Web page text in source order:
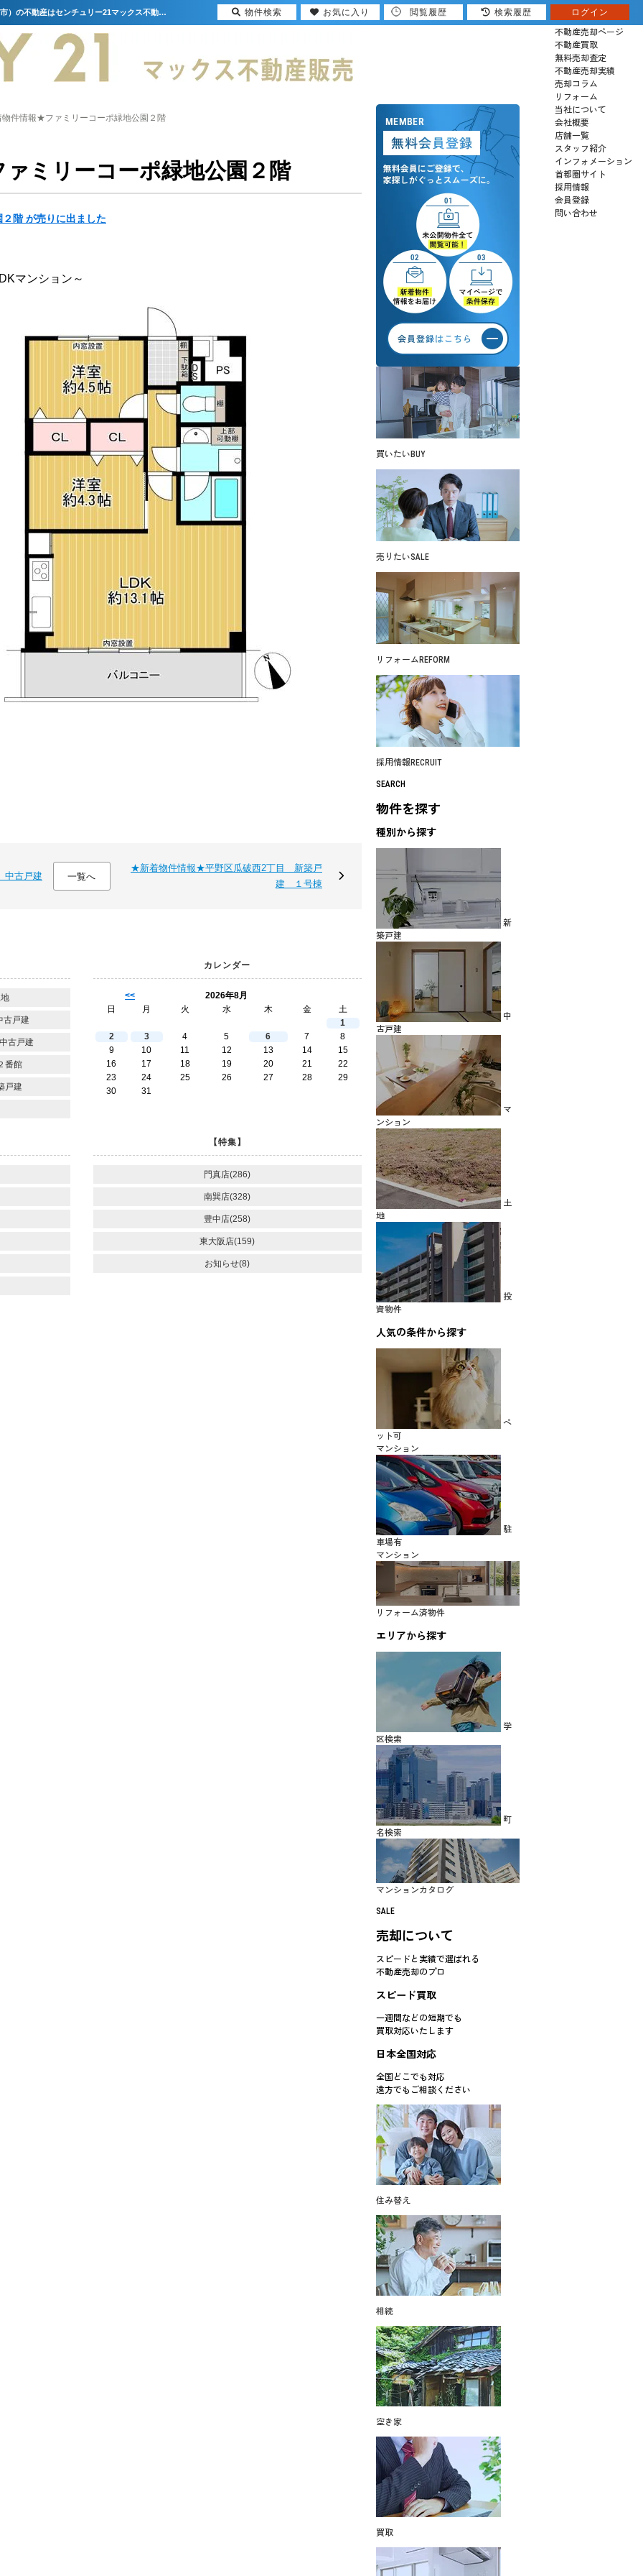
★新着物件情報★ファミリーコーポ緑地公園２階【更新】 | 大阪（門真市・大阪市・豊中市）の不動産はセンチュリー21マックス不動産販売
売りたい
不動産売却ページ
不動産買取
無料売却査定
不動産売却実績
売却コラム
リフォーム
当社について
会社概要
店舗一覧
スタッフ紹介
インフォメーション
首都圏サイト
採用情報
会員登録
問い合わせ
件情報★ファミリーコーポ緑地公園２階
ミリーコーポ緑地公園２階
階 が売りに出ました
マンション～
古戸建 一覧へ
★新着物件情報★平野区瓜破西2丁目 新築戸
建 １号棟
戸建
古戸建
番館
戸建
カレンダー
<<
2026年8月
日
月 火 水 木 金
土
1
2
3 4 5 6 7
8
9
10 11 12 13 14
15
16
17 18 19 20 21
22
23
24 25 26 27 28
29
30
31
【特集】
門真店(286)
南巽店(328)
豊中店(258)
東大阪店(159)
お知らせ(8)
買いたい BUY
売りたいSALE
リフォーム REFORM
採用情報 RECRUIT
SEARCH
物件を探す
種別から探す
新
築戸建
中
古戸建
マ
ンション
土
地
投
資物件
人気の条件から探す
ペ
ット可
マンション
駐
車場有
マンション
リフォーム済物件
エリアから探す
学
区検索
町
名検索
マンションカタログ
SALE
売却について
スピードと実績で選ばれる
不動産売却のプロ
スピード買取
一週間などの短期でも
買取対応いたします
日本全国対応
全国どこでも対応
遠方でもご相談ください
住み替え
相続
空き家
買取
物件検索 お気に入り 閲覧履歴 検索履歴 ログイン